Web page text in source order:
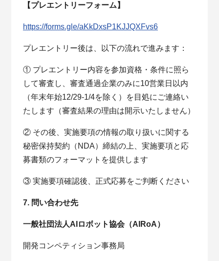
【プレエントリーフォーム】
https://forms.gle/aKkDxsP1KJJQXFvs6
プレエントリー後は、以下の流れで進みます：
① プレエントリー内容を参加資格・条件に照ら
して審査し、審査通過企業のみに10営業日以内
（年末年始12/29-1/4を除く）を目処にご連絡い
たします（審査結果の理由は開示いたしません）
② その後、実施要項の情報の取り扱いに関する
秘密保持契約（NDA）締結の上、実施要項と応
募書類のフォーマットを提供します
③ 実施要項確認後、正式応募をご判断ください
7. 問い合わせ先
一般社団法人AIロボット協会（AIRoA）
開発コンペティション事務局